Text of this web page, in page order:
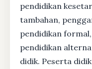
pendidikan
tambahan,
pendidikan
pendidikan
didik. Peserta